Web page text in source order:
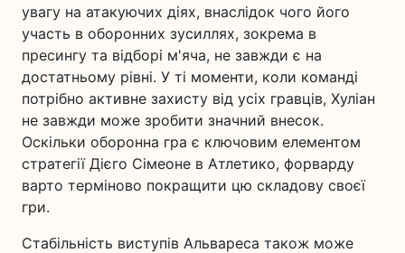
увагу на атакуючих діях, внаслідок чого його
участь в оборонних зусиллях, зокрема в
пресингу та відборі м'яча, не завжди є на
достатньому рівні. У ті моменти, коли команді
потрібно активне захисту від усіх гравців, Хуліан
не завжди може зробити значний внесок.
Оскільки оборонна гра є ключовим елементом
стратегії Дієго Сімеоне в Атлетико, форварду
варто терміново покращити цю складову своєї
гри.
Стабільність виступів Альвареса також може